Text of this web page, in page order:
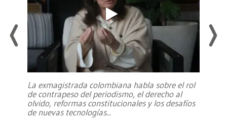
La exmagistrada colombiana habla sobre el rol
de contrapeso del periodismo, el derecho al
olvido, reformas constitucionales y los desafíos
de nuevas tecnologías...